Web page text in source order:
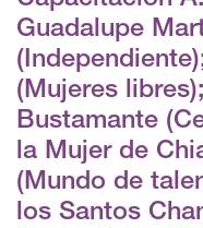
Guadalupe
(Mujeres
Bustamante
la Mujer de
(Mundo de
los Santos